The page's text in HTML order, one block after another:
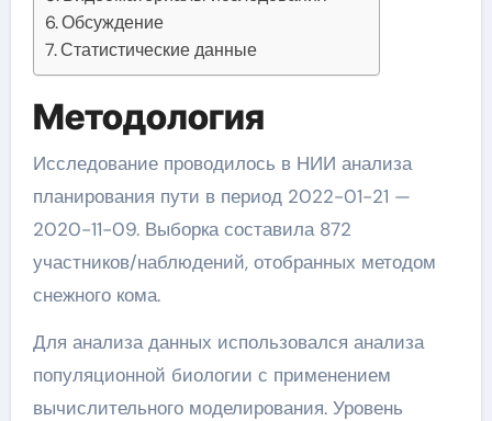
Обсуждение
Статистические данные
Методология
Исследование проводилось в НИИ анализа
планирования пути в период 2022-01-21 —
2020-11-09. Выборка составила 872
участников/наблюдений, отобранных методом
снежного кома.
Для анализа данных использовался анализа
популяционной биологии с применением
вычислительного моделирования. Уровень